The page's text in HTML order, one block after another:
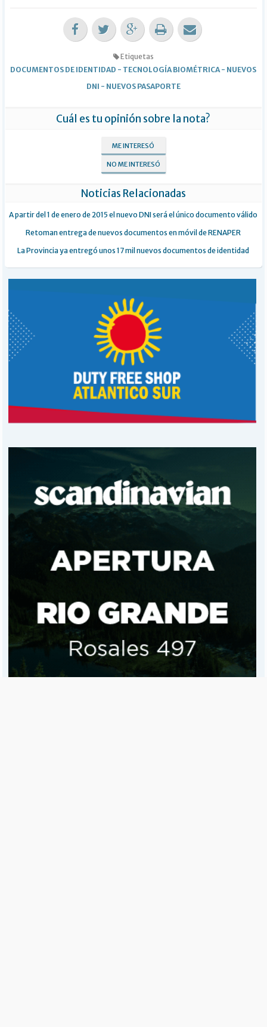
Etiquetas
DOCUMENTOS DE IDENTIDAD - TECNOLOGÍA BIOMÉTRICA- NUEVOS
DNI - NUEVOS PASAPORTE
Cuál es tu opinión sobre la nota?
ME INTERESÓ
NO ME INTERESÓ
Noticias Relacionadas
A partir del 1 de enero de 2015 el nuevo DNI será el único documento válido
Retoman entrega de nuevos documentos en móvil de RENAPER
La Provincia ya entregó unos 17 mil nuevos documentos de identidad